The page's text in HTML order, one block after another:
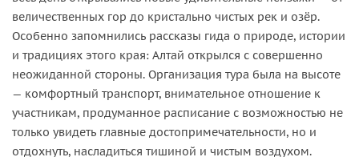
величественных гор до кристально чистых рек и озёр.
Особенно запомнились рассказы гида о природе, истории
и традициях этого края: Алтай открылся с совершенно
неожиданной стороны. Организация тура была на высоте
— комфортный транспорт, внимательное отношение к
участникам, продуманное расписание с возможностью не
только увидеть главные достопримечательности, но и
отдохнуть, насладиться тишиной и чистым воздухом.